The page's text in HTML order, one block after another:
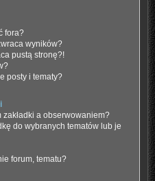
fora?
wyników?
pustą stronę?!
posty i tematy?
a obserwowaniem?
do wybranych tematów lub je
forum, tematu?